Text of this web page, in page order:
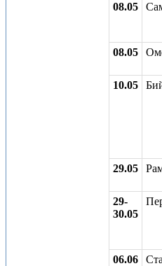
08.05
08.05
10.05
29.05
29-
30.05
06.06